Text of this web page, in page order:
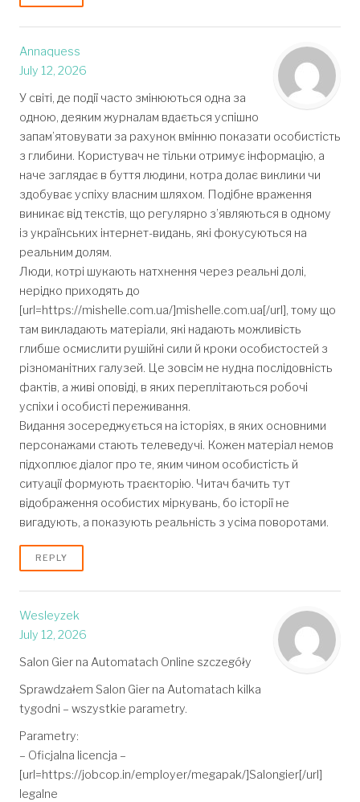
Annaquess
July 12, 2026
У світі, де події часто змінюються одна за
одною, деяким журналам вдається успішно
запам’ятовувати за рахунок вмінню показати особистість
з глибини. Користувач не тільки отримує інформацію, а
наче заглядає в буття людини, котра долає виклики чи
здобуває успіху власним шляхом. Подібне враження
виникає від текстів, що регулярно з’являються в одному
із українських інтернет-видань, які фокусуються на
реальним долям.
Люди, котрі шукають натхнення через реальні долі,
нерідко приходять до
[url=https://mishelle.com.ua/]mishelle.com.ua[/url], тому що
там викладають матеріали, які надають можливість
глибше осмислити рушійні сили й кроки особистостей з
різноманітних галузей. Це зовсім не нудна послідовність
фактів, а живі оповіді, в яких переплітаються робочі
успіхи і особисті переживання.
Видання зосереджується на історіях, в яких основними
персонажами стають телеведучі. Кожен матеріал немов
підхоплює діалог про те, яким чином особистість й
ситуації формують траєкторію. Читач бачить тут
відображення особистих міркувань, бо історії не
вигадують, а показують реальність з усіма поворотами.
REPLY
Wesleyzek
July 12, 2026
Salon Gier na Automatach Online szczegóły
Sprawdzałem Salon Gier na Automatach kilka
tygodni – wszystkie parametry.
Parametry:
– Oficjalna licencja –
[url=https://jobcop.in/employer/megapak/]Salongier[/url]
legalne